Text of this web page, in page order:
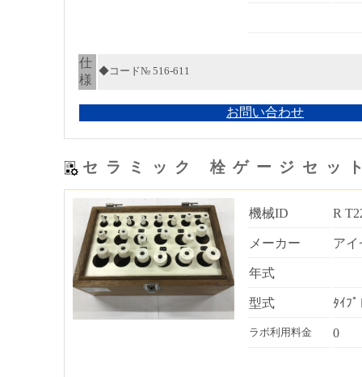
仕
様
◆コード№ 516-611
お問い合わせ
セラミック 栓ゲージセッ
機械ID R
メーカー アイ
年式
型式 ﾀｲﾌ
ラボ利用料金 0